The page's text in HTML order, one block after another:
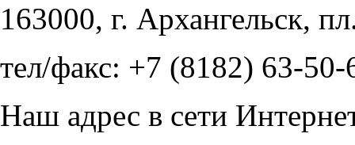
163000, г. Архангельск,
тел/факс: +7 (8182) 63-50-
Наш адрес в сети